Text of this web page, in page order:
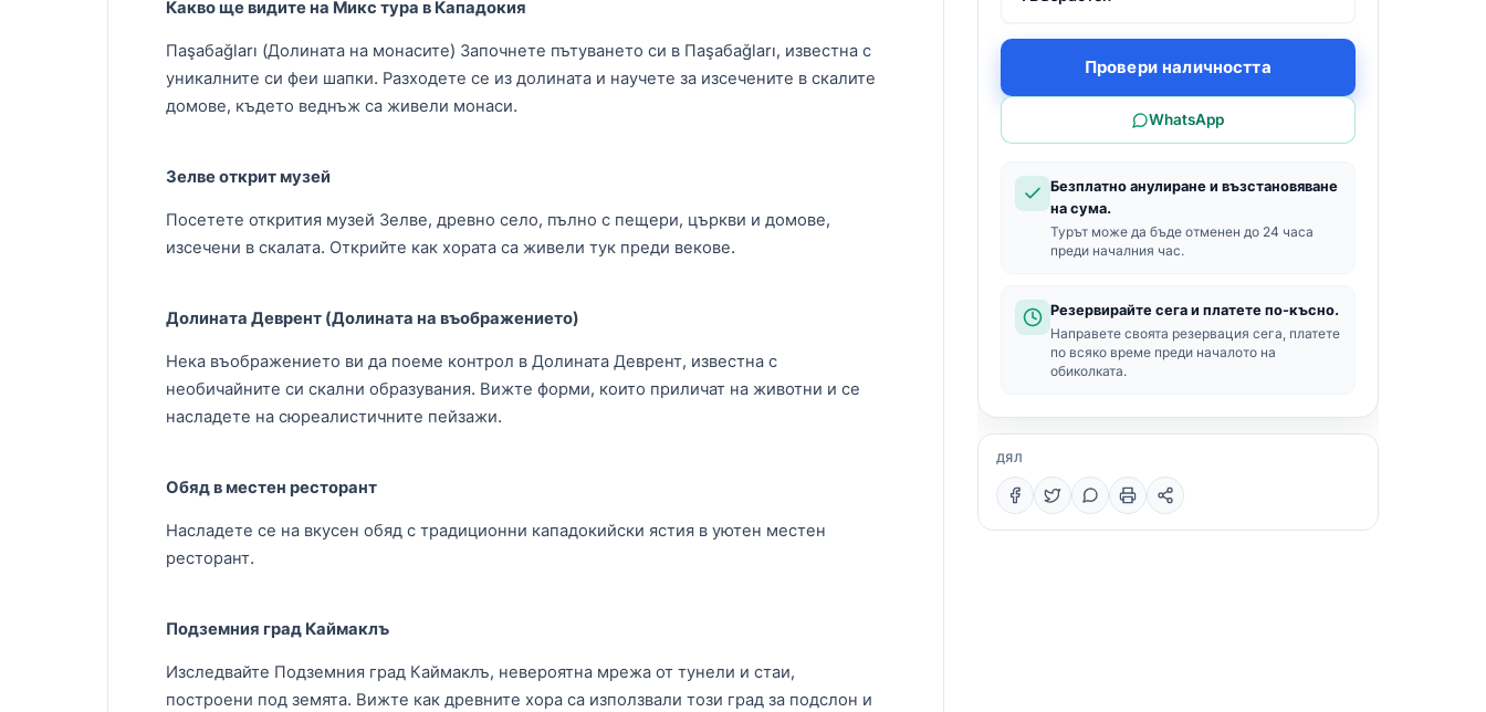
Какво ще видите на Микс тура в Кападокия
Паşабаğları (Долината на монасите) Започнете пътуването си в Паşабаğları, известна с
уникалните си феи шапки. Разходете се из долината и научете за изсечените в скалите
домове, където веднъж са живели монаси.
Зелве открит музей
Посетете открития музей Зелве, древно село, пълно с пещери, църкви и домове,
изсечени в скалата. Открийте как хората са живели тук преди векове.
Долината Деврент (Долината на въображението)
Нека въображението ви да поеме контрол в Долината Деврент, известна с
необичайните си скални образувания. Вижте форми, които приличат на животни и се
насладете на сюреалистичните пейзажи.
Обяд в местен ресторант
Насладете се на вкусен обяд с традиционни кападокийски ястия в уютен местен
ресторант.
Подземния град Каймаклъ
Изследвайте Подземния град Каймаклъ, невероятна мрежа от тунели и стаи,
построени под земята. Вижте как древните хора са използвали този град за подслон и
Провери наличността
WhatsApp
Безплатно анулиране и възстановяване
на сума.
Турът може да бъде отменен до 24 часа
преди началния час.
Резервирайте сега и платете по-късно.
Направете своята резервация сега, платете
по всяко време преди началото на
обиколката.
ДЯЛ